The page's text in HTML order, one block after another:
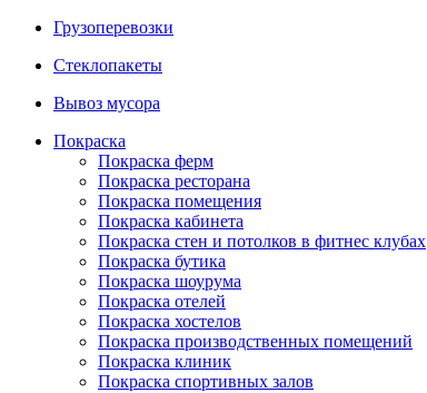
Грузоперевозки
Стеклопакеты
Вывоз мусора
Покраска
Покраска ферм
Покраска ресторана
Покраска помещения
Покраска кабинета
Покраска стен и потолков в фитнес клубах
Покраска бутика
Покраска шоурума
Покраска отелей
Покраска хостелов
Покраска производственных помещений
Покраска клиник
Покраска спортивных залов